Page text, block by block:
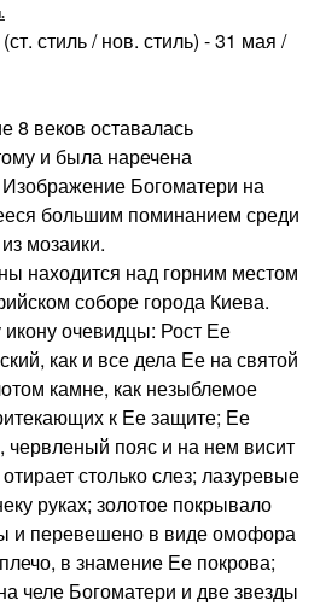
стиль / нов. стиль) - 31 мая /
веков оставалась
и была наречена
Богоматери на
большим поминанием среди
мозаики.
находится над горним местом
соборе города Киева.
очевидцы: Рост Ее
как и все дела Ее на святой
камне, как незыблемое
к Ее защите; Ее
червленый пояс и на нем висит
столько слез; лазуревые
руках; золотое покрывало
и перевешено в виде омофора
в знамение Ее покрова;
челе Богоматери и две звезды